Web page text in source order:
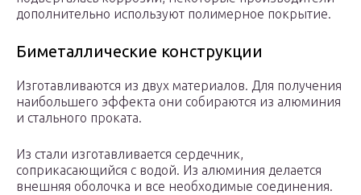
дополнительно используют полимерное покрытие.
Биметаллические конструкции
Изготавливаются из двух материалов. Для получения
наибольшего эффекта они собираются из алюминия
и стального проката.
Из стали изготавливается сердечник,
соприкасающийся с водой. Из алюминия делается
внешняя оболочка и все необходимые соединения.